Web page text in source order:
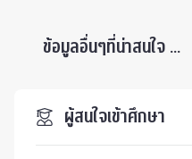
ข้อมูลอื่นๆที่น่าสนใจ ...
ผู้สนใจเข้าศึกษา